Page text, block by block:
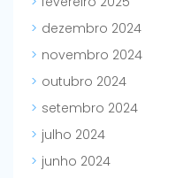
dezembro 2024
novembro 2024
outubro 2024
setembro 2024
julho 2024
junho 2024